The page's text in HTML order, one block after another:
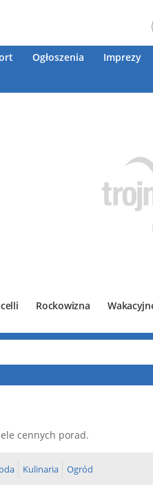
Ogłoszenia Imprezy
Rockowizna
cennych porad.
Kulinaria Ogród